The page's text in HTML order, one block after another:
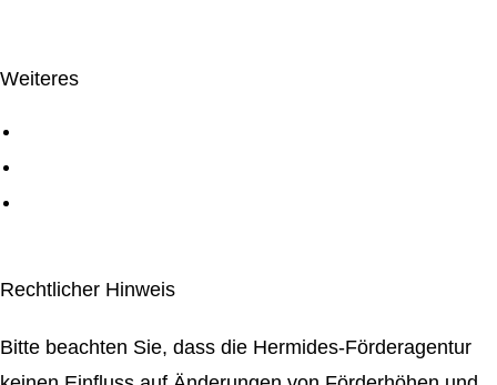
Weiteres
Rechtlicher Hinweis
Bitte beachten Sie, dass die Hermides-Förderagentur